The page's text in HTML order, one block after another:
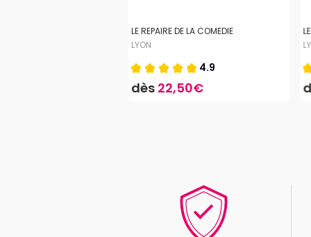
LE REPAIRE DE LA COMEDIE
LYON
4.9
dès 22,50€